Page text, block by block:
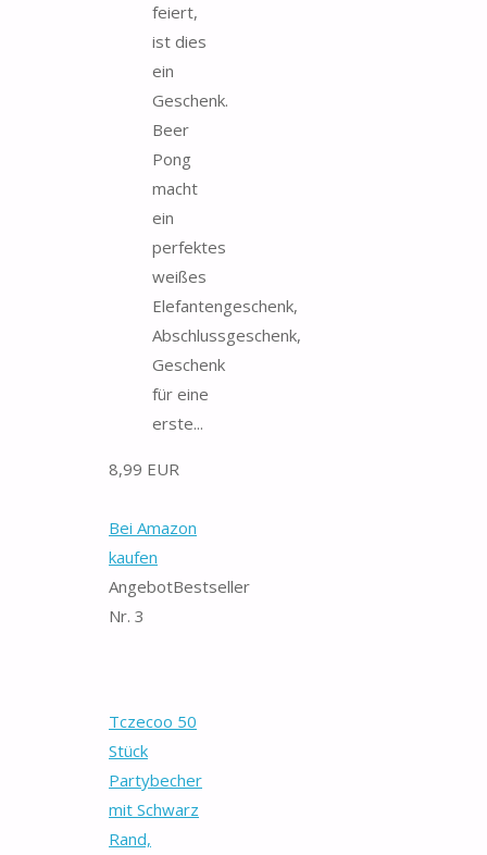
feiert,
ist dies
ein
Geschenk.
Beer
Pong
macht
ein
perfektes
weißes
Elefantengeschenk,
Abschlussgeschenk,
Geschenk
für eine
erste...
8,99 EUR
Bei Amazon
kaufen
AngebotBestseller
Nr. 3
Tczecoo 50
Stück
Partybecher
mit Schwarz
Rand,